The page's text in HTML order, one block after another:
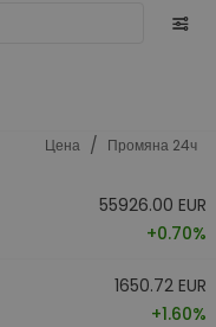
Цена / Промяна 24ч
55926.00 EUR
+0.70%
1650.72 EUR
+1.60%